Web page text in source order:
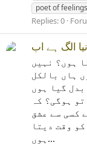
poet of feelings
Replies: 0
الگ ہے اب
ہوں؟ نہیں
ہاں بالکل
گیا ہوں
ہوگی؟ کہ
کسی سے عشق
وقت دیتا
ہوں...